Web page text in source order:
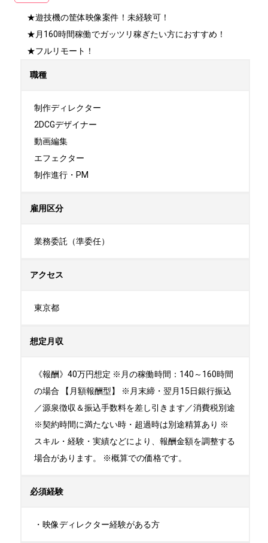
★遊技機の筐体映像案件！未経験可！
★月160時間稼働でガッツリ稼ぎたい方におすすめ！
★フルリモート！
職種
制作ディレクター
2DCGデザイナー
動画編集
エフェクター
制作進行・PM
雇用区分
業務委託（準委任）
アクセス
東京都
想定月収
《報酬》40万円想定 ※月の稼働時間：140～160時間
の場合 【月額報酬型】 ※月末締・翌月15日銀行振込
／源泉徴収＆振込手数料を差し引きます／消費税別途
※契約時間に満たない時・超過時は別途精算あり ※
スキル・経験・実績などにより、報酬金額を調整する
場合があります。 ※概算での価格です。
必須経験
・映像ディレクター経験がある方